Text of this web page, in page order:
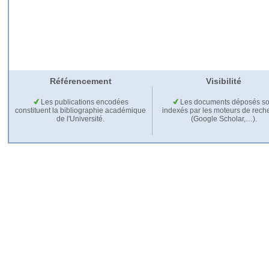
Référencement Visibilité
Les publications encodées
constituent la bibliographie académique
de l'Université.
Les documents déposés
indexés par les moteurs de
(Google Scholar,…).